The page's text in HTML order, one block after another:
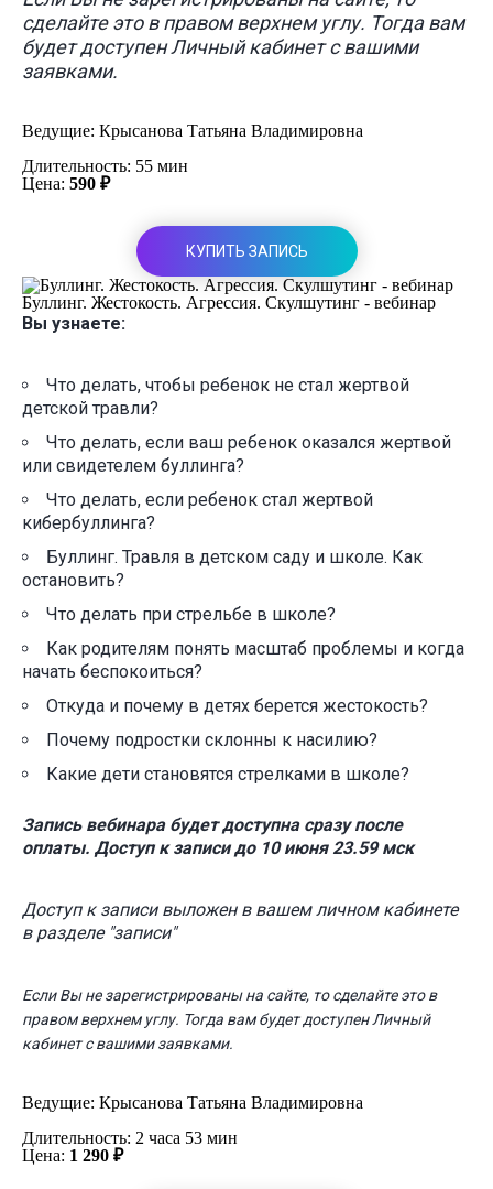
сделайте это в правом верхнем углу. Тогда вам
будет доступен Личный кабинет с вашими
заявками.
Ведущие: Крысанова Татьяна Владимировна
Длительность: 55 мин
Цена: 590 ₽
КУПИТЬ ЗАПИСЬ
Буллинг. Жестокость. Агрессия. Скулшутинг - вебинар
Вы узнаете:
Что делать, чтобы ребенок не стал жертвой
детской травли?
Что делать, если ваш ребенок оказался жертвой
или свидетелем буллинга?
Что делать, если ребенок стал жертвой
кибербуллинга?
Буллинг. Травля в детском саду и школе. Как
остановить?
Что делать при стрельбе в школе?
Как родителям понять масштаб проблемы и когда
начать беспокоиться?
Откуда и почему в детях берется жестокость?
Почему подростки склонны к насилию?
Какие дети становятся стрелками в школе?
Запись вебинара будет доступна сразу после
оплаты. Доступ к записи до 10 июня 23.59 мск
Доступ к записи выложен в вашем личном кабинете
в разделе "записи"
Если Вы не зарегистрированы на сайте, то сделайте это в
правом верхнем углу. Тогда вам будет доступен Личный
кабинет с вашими заявками.
Ведущие: Крысанова Татьяна Владимировна
Длительность: 2 часа 53 мин
Цена: 1 290 ₽